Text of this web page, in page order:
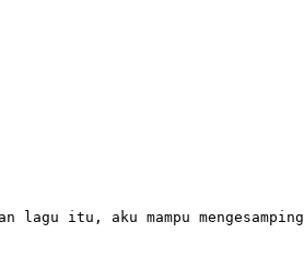
lagu itu, aku mampu